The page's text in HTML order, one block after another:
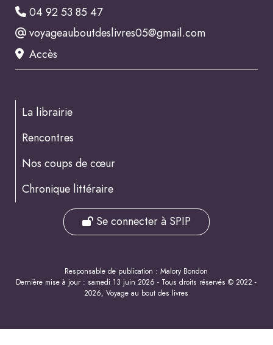
04 92 53 85 47
voyageauboutdeslivres05@gmail.com
Accès
La librairie
Rencontres
Nos coups de cœur
Chronique littéraire
Se connecter à SPIP
Responsable de publication : Malory Bondon
Dernière mise à jour : samedi 13 juin 2026 - Tous droits réservés © 2022 -
2026, Voyage au bout des livres